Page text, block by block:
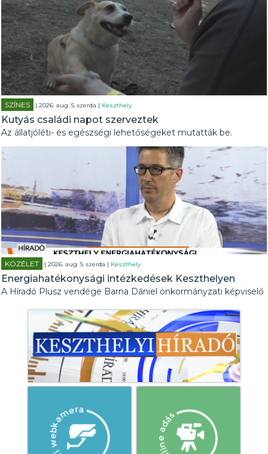
SZÍNES | 2026. aug. 5. szerda | Keszthely
Kutyás családi napot szerveztek
Az állatjóléti- és egészségi lehetőségeket mutatták be.
KÖZÉLET | 2026. aug. 5. szerda | Keszthely
Energiahatékonysági intézkedések Keszthelyen
A Híradó Plusz vendége Barna Dániel önkormányzati képviselő